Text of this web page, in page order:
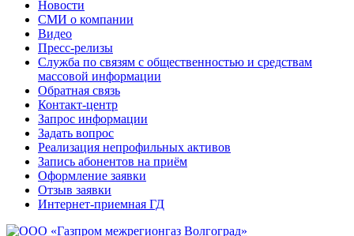
Новости
СМИ о компании
Видео
Пресс-релизы
Служба по связям с общественностью и средствам
массовой информации
Обратная связь
Контакт-центр
Запрос информации
Задать вопрос
Реализация непрофильных активов
Запись абонентов на приём
Оформление заявки
Отзыв заявки
Интернет-приемная ГД